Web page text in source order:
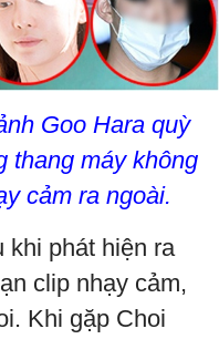
Goo Hara quỳ
thang máy không
cảm ra ngoài.
khi phát hiện ra
clip nhạy cảm,
Khi gặp Choi